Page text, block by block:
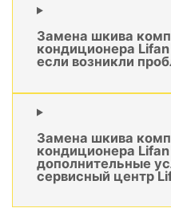
Замена шкива
кондиционера
если возникли
Замена шкива
кондиционера
дополнительные
сервисный центр